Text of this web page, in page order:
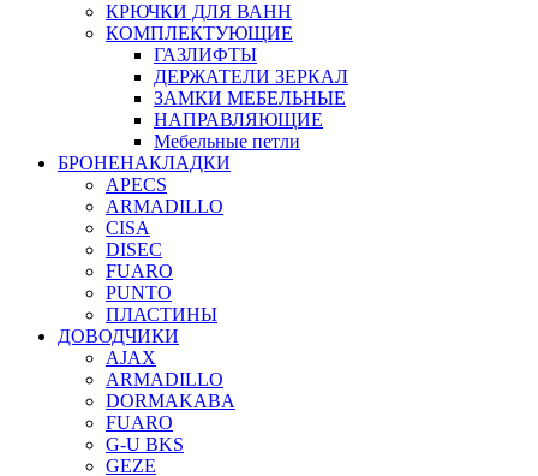
КРЮЧКИ ДЛЯ ВАНН
КОМПЛЕКТУЮЩИЕ
ГАЗЛИФТЫ
ДЕРЖАТЕЛИ ЗЕРКАЛ
ЗАМКИ МЕБЕЛЬНЫЕ
НАПРАВЛЯЮЩИЕ
Мебельные петли
БРОНЕНАКЛАДКИ
APECS
ARMADILLO
CISA
DISEC
FUARO
PUNTO
ПЛАСТИНЫ
ДОВОДЧИКИ
AJAX
ARMADILLO
DORMAKABA
FUARO
G-U BKS
GEZE